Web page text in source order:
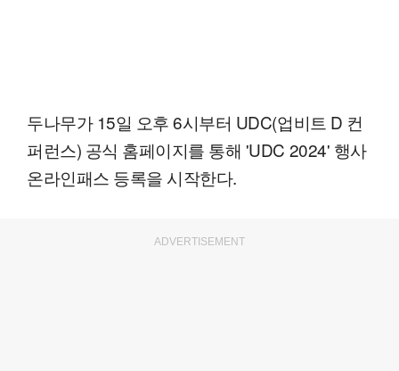
두나무가 15일 오후 6시부터 UDC(업비트 D 컨
퍼런스) 공식 홈페이지를 통해 'UDC 2024' 행사
온라인패스 등록을 시작한다.
ADVERTISEMENT